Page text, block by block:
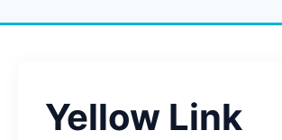
Yellow Link